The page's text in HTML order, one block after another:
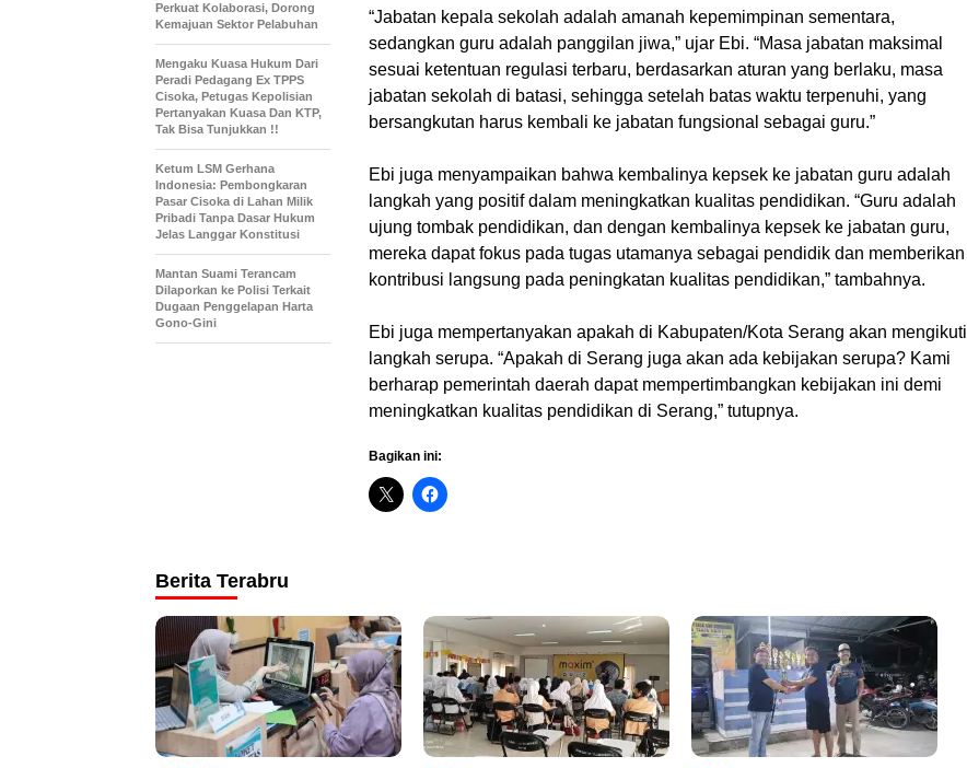
“Jabatan kepala sekolah adalah amanah kepemimpinan sementara,
sedangkan guru adalah panggilan jiwa,” ujar Ebi. “Masa jabatan maksimal
sesuai ketentuan regulasi terbaru, berdasarkan aturan yang berlaku, masa
jabatan sekolah di batasi, sehingga setelah batas waktu terpenuhi, yang
bersangkutan harus kembali ke jabatan fungsional sebagai guru.”
Ebi juga menyampaikan bahwa kembalinya kepsek ke jabatan guru adalah
langkah yang positif dalam meningkatkan kualitas pendidikan. “Guru adalah
ujung tombak pendidikan, dan dengan kembalinya kepsek ke jabatan guru,
mereka dapat fokus pada tugas utamanya sebagai pendidik dan memberikan
kontribusi langsung pada peningkatan kualitas pendidikan,” tambahnya.
Ebi juga mempertanyakan apakah di Kabupaten/Kota Serang akan mengikuti
langkah serupa. “Apakah di Serang juga akan ada kebijakan serupa? Kami
berharap pemerintah daerah dapat mempertimbangkan kebijakan ini demi
meningkatkan kualitas pendidikan di Serang,” tutupnya.
Bagikan ini:
Perkuat Kolaborasi, Dorong
Kemajuan Sektor Pelabuhan
Mengaku Kuasa Hukum Dari
Peradi Pedagang Ex TPPS
Cisoka, Petugas Kepolisian
Pertanyakan Kuasa Dan KTP,
Tak Bisa Tunjukkan !!
Ketum LSM Gerhana
Indonesia: Pembongkaran
Pasar Cisoka di Lahan Milik
Pribadi Tanpa Dasar Hukum
Jelas Langgar Konstitusi
Mantan Suami Terancam
Dilaporkan ke Polisi Terkait
Dugaan Penggelapan Harta
Gono-Gini
Berita Terabru